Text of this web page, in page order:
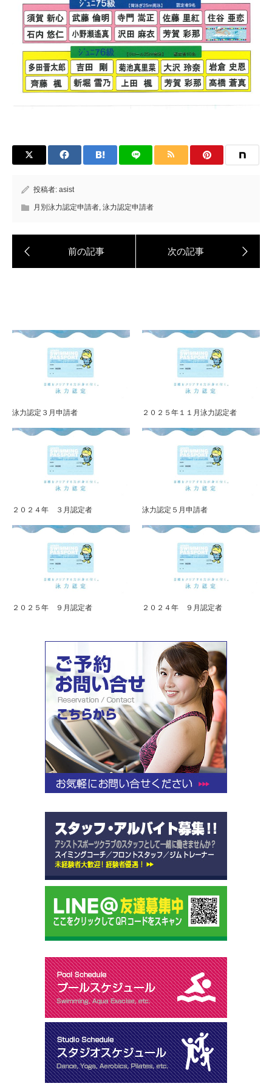
投稿者: asist
月別泳力認定申請者, 泳力認定申請者
泳力認定３月申請者 ２０２５年１１月泳力認定者
２０２４年 ３月認定者 泳力認定５月申請者
２０２５年 ９月認定者 ２０２４年 ９月認定者